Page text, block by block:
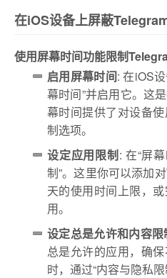
在iOS设备上屏蔽
使用屏幕时间功能限制
启用屏幕时间: 在iOS
幕时间”并启用它。这
幕时间提供了对设备
制选项。
设定应用限制: 在“屏
制”。这里你可以添加
天的使用时间上限，
用。
设定总是允许和内容限
总是允许的应用，确
时，通过“内容与隐私